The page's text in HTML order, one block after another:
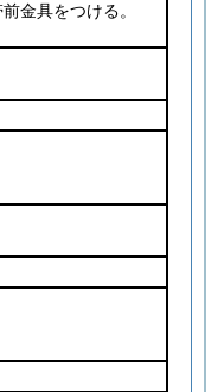
金具をつける。